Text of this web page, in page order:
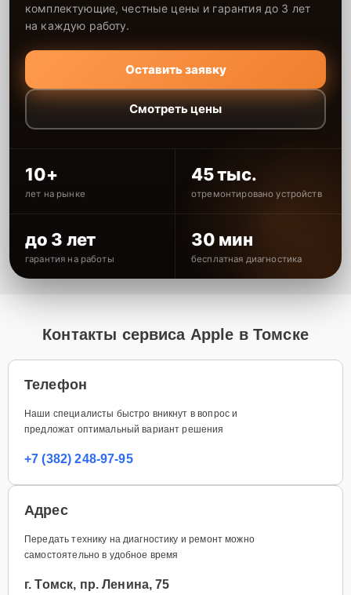
комплектующие, честные цены и гарантия до 3 лет
на каждую работу.
Оставить заявку
Смотреть цены
10+
лет на рынке
45 тыс.
отремонтировано устройств
до 3 лет
гарантия на работы
30 мин
бесплатная диагностика
Контакты сервиса Apple в Томске
Телефон
Наши специалисты быстро вникнут в вопрос и
предложат оптимальный вариант решения
+7 (382) 248-97-95
Адрес
Передать технику на диагностику и ремонт можно
самостоятельно в удобное время
г. Томск, пр. Ленина, 75